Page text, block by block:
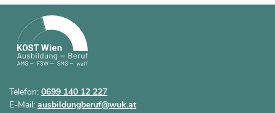
Telefon: 0699 140 12 227
E-Mail: ausbildungberuf@wuk.at